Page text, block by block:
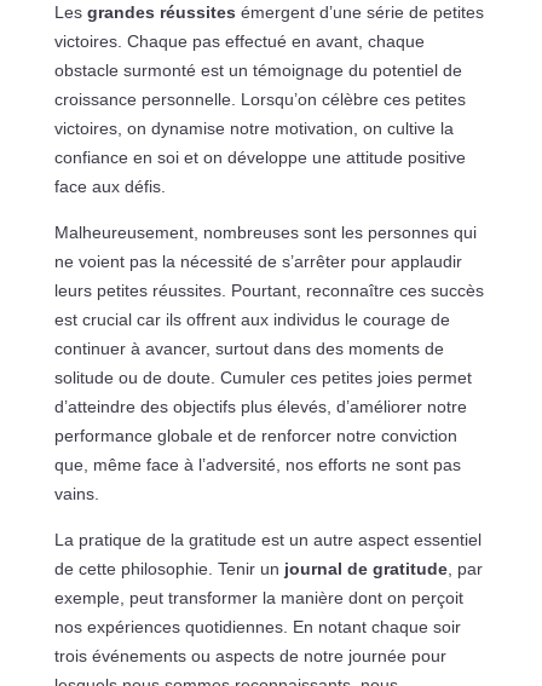
Les grandes réussites émergent d’une série de petites
victoires. Chaque pas effectué en avant, chaque
obstacle surmonté est un témoignage du potentiel de
croissance personnelle. Lorsqu’on célèbre ces petites
victoires, on dynamise notre motivation, on cultive la
confiance en soi et on développe une attitude positive
face aux défis.
Malheureusement, nombreuses sont les personnes qui
ne voient pas la nécessité de s’arrêter pour applaudir
leurs petites réussites. Pourtant, reconnaître ces succès
est crucial car ils offrent aux individus le courage de
continuer à avancer, surtout dans des moments de
solitude ou de doute. Cumuler ces petites joies permet
d’atteindre des objectifs plus élevés, d’améliorer notre
performance globale et de renforcer notre conviction
que, même face à l’adversité, nos efforts ne sont pas
vains.
La pratique de la gratitude est un autre aspect essentiel
de cette philosophie. Tenir un journal de gratitude, par
exemple, peut transformer la manière dont on perçoit
nos expériences quotidiennes. En notant chaque soir
trois événements ou aspects de notre journée pour